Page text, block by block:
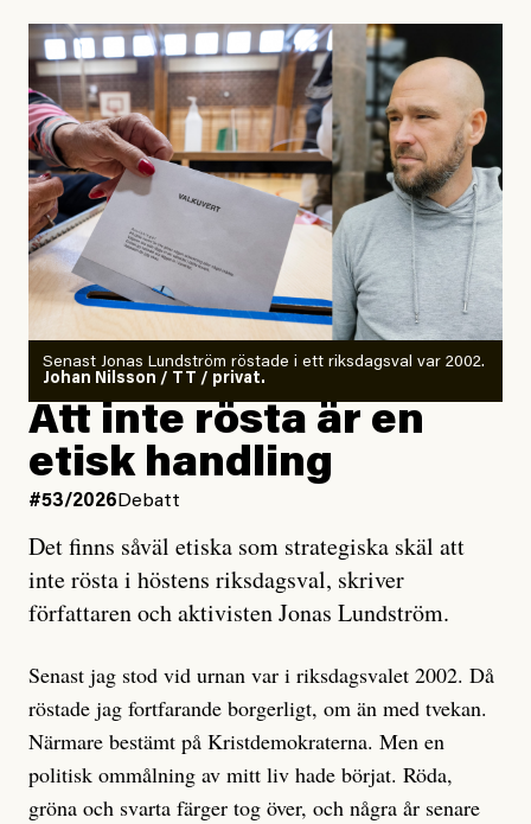
utpekas som israelisk infiltratör”. Enligt ingressen
handlar artikeln om en person vars ”bakgrund skapar
splittring och oro i rörelsen”. Problemet är att artikeln
skapar betydligt mer oro i palestinarörelsen – och den
oberoende vänstern – än den porträtterade personen
eller dess bakgrund.
Det finns en väldigt enkel regel inom alla politiska
rörelser när det gäller misstänkta infiltratörer:
Antingen har en bevis på att de är infiltratörer, och då
ska en gå ut med det så fort det bara går för att skydda
rörelsen. Eller så har en inga bevis, bara misstankar,
och då ska en efterforska diskret, just för att inte skapa
oro inom rörelsen.
Artikeln undersöker inte, som ETC påstår, ”vad som
är sant, vad som är rykten”, utan den bidrar bara till
ännu mer ryktesspridning. Det finns inte ett enda bevis
misstänkta personen är en infiltratör. Det som läsaren
får veta är att personen har ändrat sina politiska åsikter
under åren, att den har raderat tidigare innehåll på sina
sociala medier, att artikelns författare inte förstår sig
på personens ekonomi och att det tydligen finns
Senast Jonas Lundström röstade i ett riksdagsval var 2002.
Johan Nilsson / TT / privat.
Att inte rösta är en
etisk handling
#53/2026 Debatt
Det finns såväl etiska som strategiska skäl att
inte rösta i höstens riksdagsval, skriver
författaren och aktivisten Jonas Lundström.
Senast jag stod vid urnan var i riksdagsvalet 2002. Då
röstade jag fortfarande borgerligt, om än med tvekan.
Närmare bestämt på Kristdemokraterna. Men en
politisk ommålning av mitt liv hade börjat. Röda,
gröna och svarta färger tog över, och några år senare